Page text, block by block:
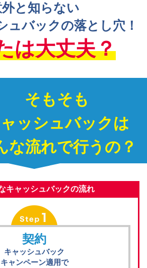
と知らない
ュバックの落とし穴！
は大丈夫？
そもそも
ッシュバックは
な流れで行うの？
キャッシュバックの流れ
契約
キャッシュバック
キャンペーン適用で